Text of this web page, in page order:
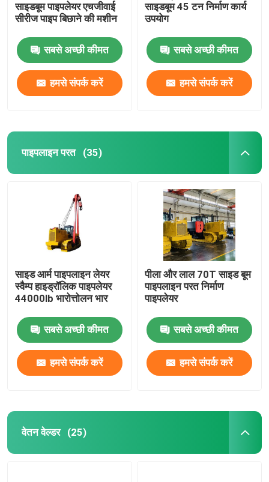
वेल्डिंग टेंट
साइडबूम पाइपलेयर एचजीवाई
सीरीज पाइप बिछाने की मशीन
सबसे अच्छी कीमत
हमसे संपर्क करें
साइडबूम 45 टन निर्माण कार्य
उपयोग
सबसे अच्छी कीमत
हमसे संपर्क करें
पाइपलाइन परत (35)
साइड आर्म पाइपलाइन लेयर
स्वैम्प हाइड्रॉलिक पाइपलेयर
44000lb भारोत्तोलन भार
सबसे अच्छी कीमत
हमसे संपर्क करें
पीला और लाल 70T साइड बूम
पाइपलाइन परत निर्माण
पाइपलेयर
सबसे अच्छी कीमत
हमसे संपर्क करें
वेतन वेल्डर (25)